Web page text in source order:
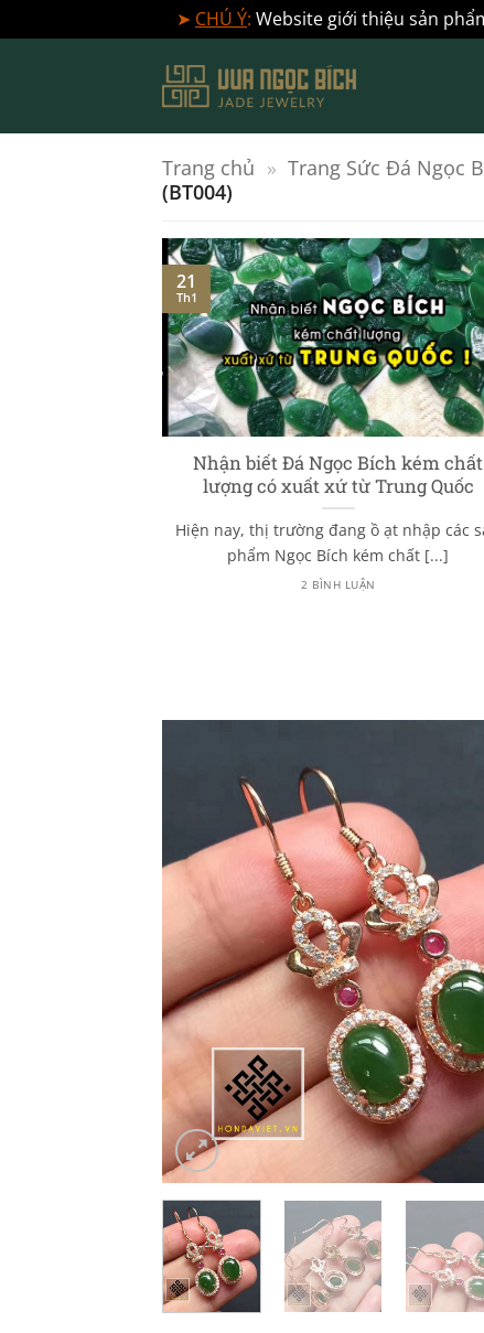
➤ CHÚ Ý: Website giới thiệu sản
dung
Trang chủ » Trang Sức Đá Ngọc
(BT004)
Nhận biết Đá Ngọc Bích kém chất
lượng có xuất xứ từ Trung Quốc
Hiện nay, thị trường đang ồ ạt nhập các
phẩm Ngọc Bích kém chất [...]
2 BÌNH LUẬN
21
Th1